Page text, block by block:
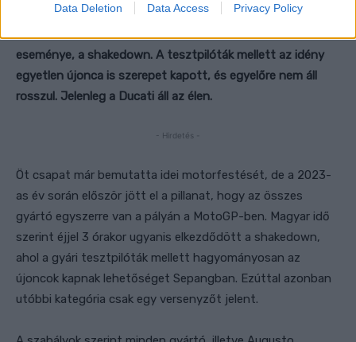
Data Deletion Data Access Privacy Policy